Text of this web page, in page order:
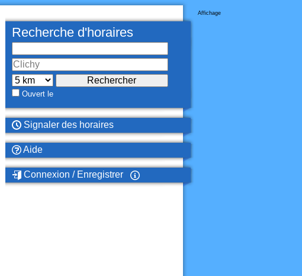
Affichage
Recherche d'horaires
Ouvert le
Signaler des horaires
Aide
Connexion / Enregistrer